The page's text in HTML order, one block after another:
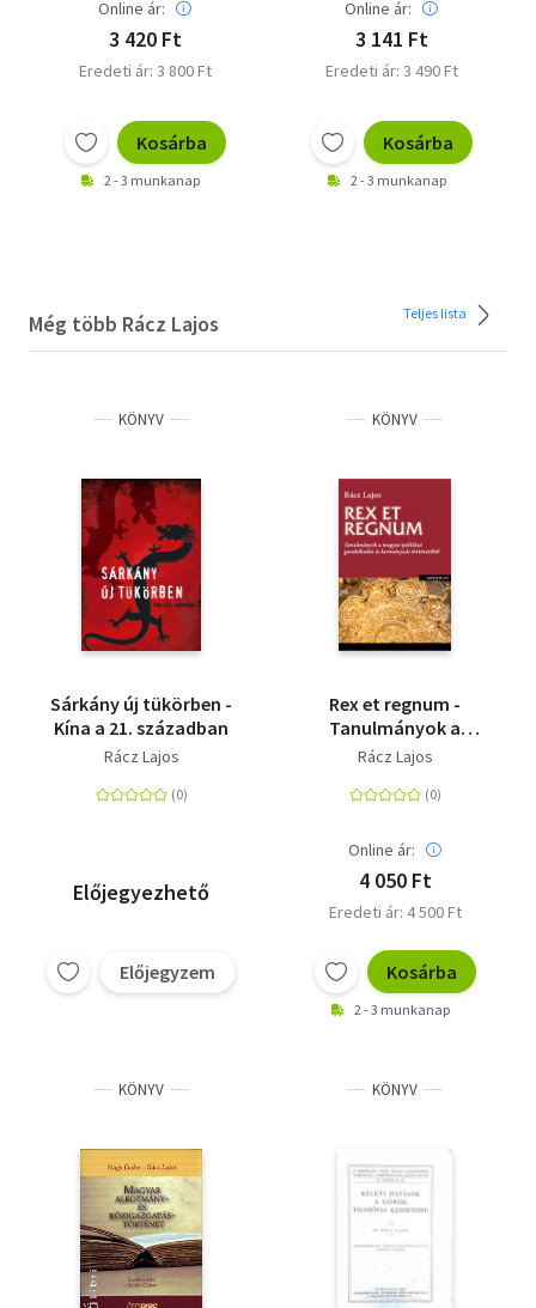
Online ár:
3 420 Ft
Eredeti ár: 3 800 Ft
Kosárba
2 - 3 munkanap
Online ár:
3 141 Ft
Eredeti ár: 3 490 Ft
Kosárba
2 - 3 munkanap
Még több Rácz Lajos Teljes lista
KÖNYV
Sárkány új tükörben -
Kína a 21. században
Rácz Lajos
Előjegyezhető
Előjegyzem
KÖNYV
Rex et regnum -
Tanulmányok a
magyar politikai
kormányzás
Rácz Lajos
Online ár:
4 050 Ft
Eredeti ár: 4 500 Ft
Kosárba
2 - 3 munkanap
KÖNYV KÖNYV